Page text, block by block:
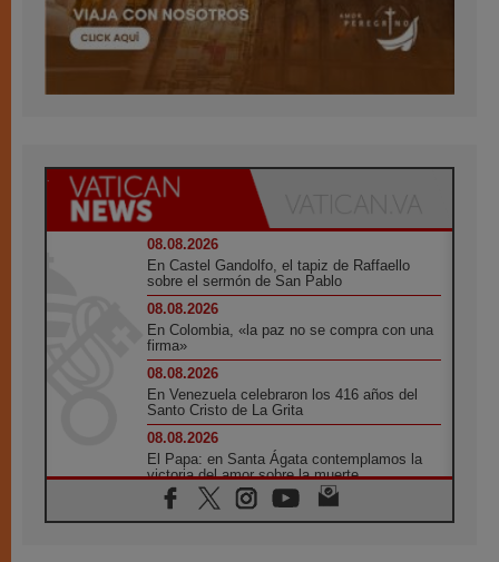
08.08.2026
En Castel Gandolfo, el tapiz de Raffaello
sobre el sermón de San Pablo
08.08.2026
En Colombia, «la paz no se compra con una
firma»
08.08.2026
En Venezuela celebraron los 416 años del
Santo Cristo de La Grita
08.08.2026
El Papa: en Santa Ágata contemplamos la
victoria del amor sobre la muerte
08.08.2026
León XIV visitará el Santuario de la Madre